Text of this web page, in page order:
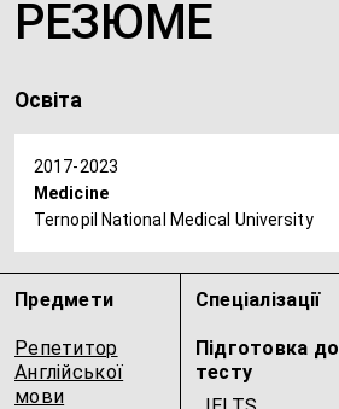
РЕЗЮМЕ
Освіта
2017-2023
Medicine
Ternopil National Medical University
Предмети
Репетитор
Англійської
мови
Спеціалізації
Підготовка до
тесту